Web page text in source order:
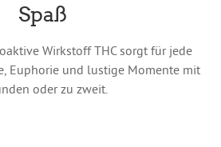
Spaß
Wirkstoff THC sorgt für jede
Euphorie und lustige Momente mit
oder zu zweit.